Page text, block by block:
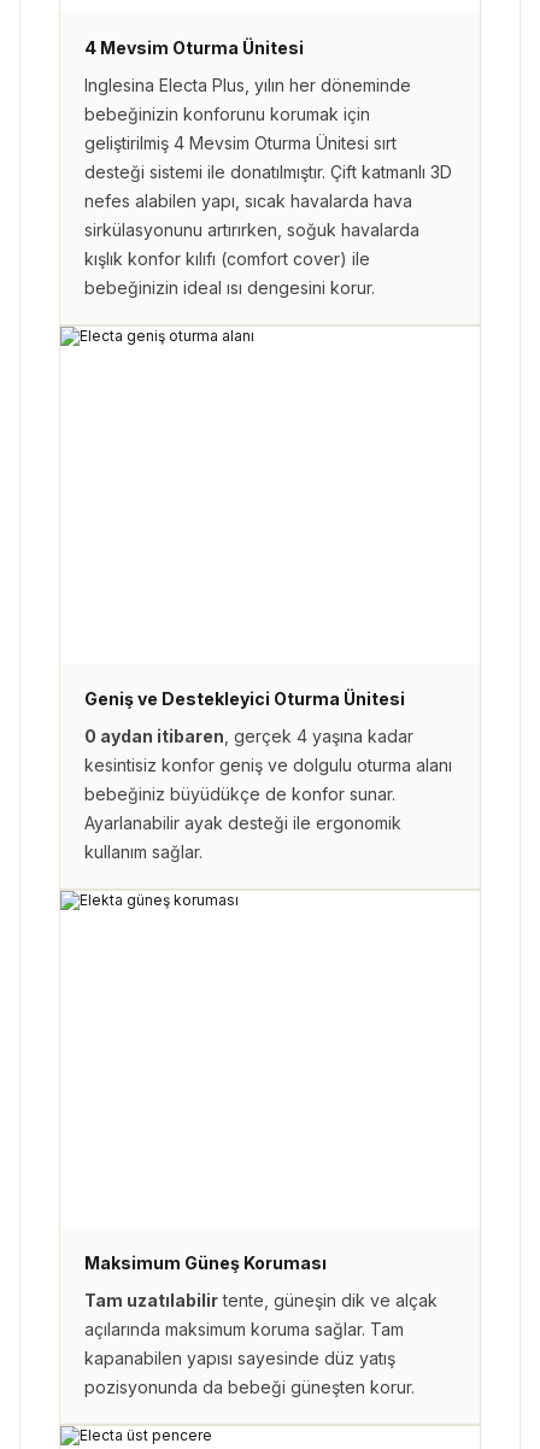
4 Mevsim Oturma Ünitesi
Inglesina Electa Plus, yılın her döneminde
bebeğinizin konforunu korumak için
geliştirilmiş 4 Mevsim Oturma Ünitesi sırt
desteği sistemi ile donatılmıştır. Çift katmanlı 3D
nefes alabilen yapı, sıcak havalarda hava
sirkülasyonunu artırırken, soğuk havalarda
kışlık konfor kılıfı (comfort cover) ile
bebeğinizin ideal ısı dengesini korur.
Geniş ve Destekleyici Oturma Ünitesi
0 aydan itibaren , gerçek 4 yaşına kadar
kesintisiz konfor geniş ve dolgulu oturma alanı
bebeğiniz büyüdükçe de konfor sunar.
Ayarlanabilir ayak desteği ile ergonomik
kullanım sağlar.
Maksimum Güneş Koruması
Tam uzatılabilirtente, güneşin dik ve alçak
açılarında maksimum koruma sağlar. Tam
kapanabilen yapısı sayesinde düz yatış
pozisyonunda da bebeği güneşten korur.